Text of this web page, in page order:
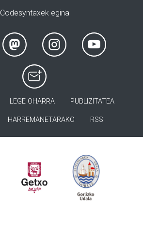
Codesyntaxek egina
LEGE OHARRA PUBLIZITATEA
HARREMANETARAKO RSS